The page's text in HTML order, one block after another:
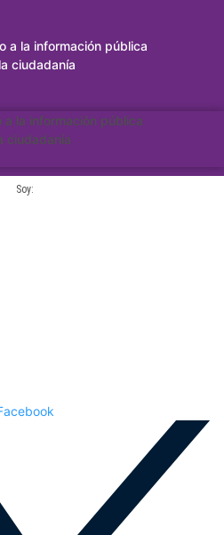
a la información pública
ciudadanía
la información pública
ciudadanía
Soy: